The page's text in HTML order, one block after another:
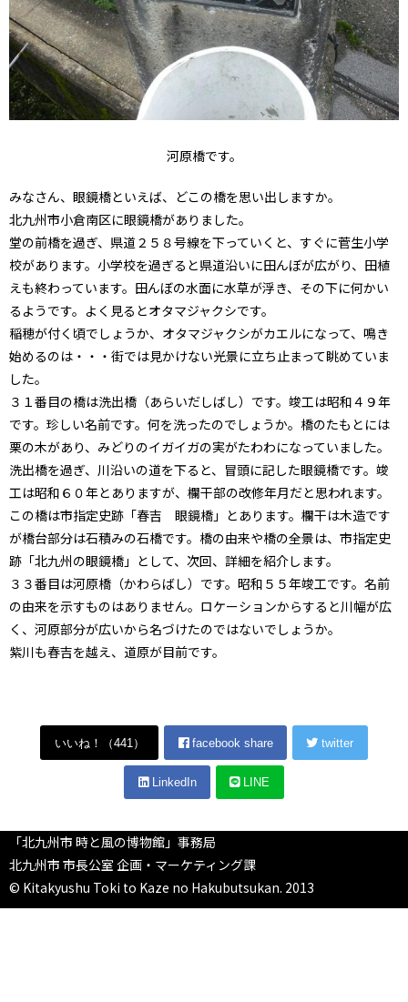
河原橋です。
みなさん、眼鏡橋といえば、どこの橋を思い出しますか。
北九州市小倉南区に眼鏡橋がありました。
堂の前橋を過ぎ、県道２５８号線を下っていくと、すぐに菅生小学
校があります。小学校を過ぎると県道沿いに田んぼが広がり、田植
えも終わっています。田んぼの水面に水草が浮き、その下に何かい
るようです。よく見るとオタマジャクシです。
稲穂が付く頃でしょうか、オタマジャクシがカエルになって、鳴き
始めるのは・・・街では見かけない光景に立ち止まって眺めていま
した。
３１番目の橋は洗出橋（あらいだしばし）です。竣工は昭和４９年
です。珍しい名前です。何を洗ったのでしょうか。橋のたもとには
栗の木があり、みどりのイガイガの実がたわわになっていました。
洗出橋を過ぎ、川沿いの道を下ると、冒頭に記した眼鏡橋です。竣
工は昭和６０年とありますが、欄干部の改修年月だと思われます。
この橋は市指定史跡「春吉 眼鏡橋」とあります。欄干は木造です
が橋台部分は石積みの石橋です。橋の由来や橋の全景は、市指定史
跡「北九州の眼鏡橋」として、次回、詳細を紹介します。
３３番目は河原橋（かわらばし）です。昭和５５年竣工です。名前
の由来を示すものはありません。ロケーションからすると川幅が広
く、河原部分が広いから名づけたのではないでしょうか。
紫川も春吉を越え、道原が目前です。
いいね！（441 ） facebook share twitter
LinkedIn LINE
「北九州市 時と風の博物館」事務局
北九州市 市長公室 企画・マーケティング課
© Kitakyushu Toki to Kaze no Hakubutsukan. 2013